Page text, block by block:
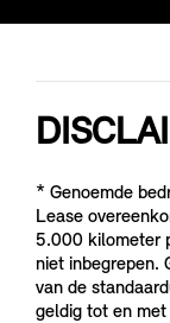
* Genoemde
Lease
5.000 kilometer
niet inbegrepen.
van de
geldig tot en